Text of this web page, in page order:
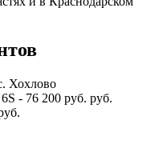
Хохлово
- 76 200 руб. руб.